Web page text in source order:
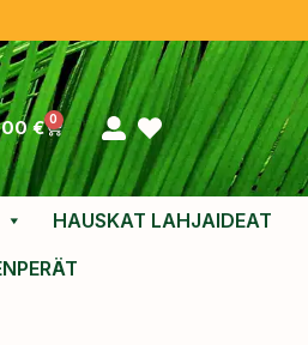
€ 0
HAUSKAT LAHJAIDEAT